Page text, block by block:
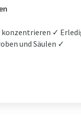
konzentrieren ✓
und Säulen ✓